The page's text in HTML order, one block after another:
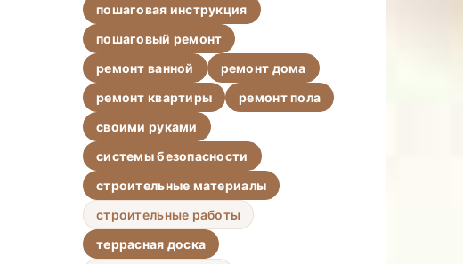
пошаговая инструкция
пошаговый ремонт
ремонт ванной
ремонт дома
ремонт квартиры
ремонт пола
своими руками
системы безопасности
строительные материалы
строительные работы
террасная доска